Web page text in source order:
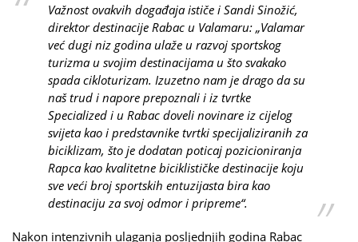
Važnost ovakvih događaja ističe i Sandi Sinožić,
direktor destinacije Rabac u Valamaru: „Valamar
već dugi niz godina ulaže u razvoj sportskog
turizma u svojim destinacijama u što svakako
spada cikloturizam. Izuzetno nam je drago da su
naš trud i napore prepoznali i iz tvrtke
Specialized i u Rabac doveli novinare iz cijelog
svijeta kao i predstavnike tvrtki specijaliziranih za
biciklizam, što je dodatan poticaj pozicioniranja
Rapca kao kvalitetne biciklističke destinacije koju
sve veći broj sportskih entuzijasta bira kao
destinaciju za svoj odmor i pripreme“.
Nakon intenzivnih ulaganja posljednjih godina Rabac